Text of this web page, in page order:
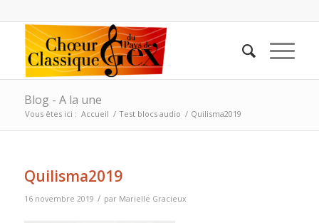
Blog - A la une
Vous êtes ici : Accueil / Test blocs audio / Quilisma2019
Quilisma2019
16 novembre 2019 / par Marielle Gracieux